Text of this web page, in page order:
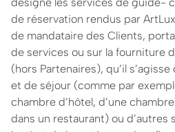
de réservation rendus par
de mandataire des Clients,
de services ou sur la fourniture
(hors Partenaires), qu’il
et de séjour (comme par
chambre d’hôtel, d’une
dans un restaurant) ou d’autres